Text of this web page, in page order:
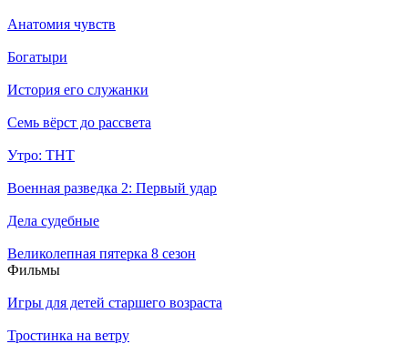
Анатомия чувств
Богатыри
История его служанки
Семь вёрст до рассвета
Утро: ТНТ
Военная разведка 2: Первый удар
Дела судебные
Великолепная пятерка 8 сезон
Филь­мы
Игры для детей старшего возраста
Тростинка на ветру